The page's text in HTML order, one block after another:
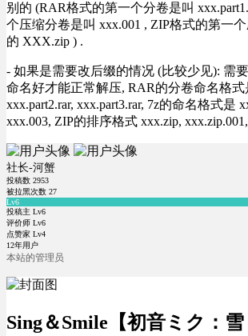
别的 (RAR格式的第一个分卷是叫
个压缩分卷是叫 xxx.001 , ZIP格式的第一
的 XXX.zip ) .
- 如果是需要改后缀的情况 (比较少见): 需
命名好才能正常解压, RAR的分卷命名格式
xxx.part2.rar, xxx.part3.rar, 7z的命名格式是
xxx.003, ZIP的排序格式 xxx.zip,
社长-河蟹
投稿数 2953
被拉黑次数 27
Lv6
投稿主 Lv6
评价师 Lv6
点赞家 Lv4
12年用户
本站的管理员
Sing＆Smile【初音ミク：雪